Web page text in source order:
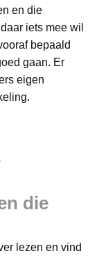
en die
iets mee wil
bepaald
gaan. Er
eigen
die
lezen en vind